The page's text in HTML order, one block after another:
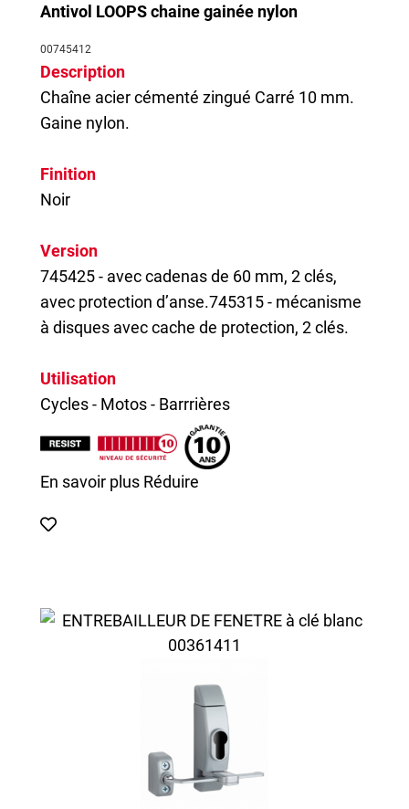
Antivol LOOPS chaine gainée nylon
00745412
Description
Chaîne acier cémenté zingué Carré 10 mm.
Gaine nylon.
Finition
Noir
Version
745425 - avec cadenas de 60 mm, 2 clés,
avec protection d’anse.745315 - mécanisme
à disques avec cache de protection, 2 clés.
Utilisation
Cycles - Motos - Barrrières
En savoir plus Réduire